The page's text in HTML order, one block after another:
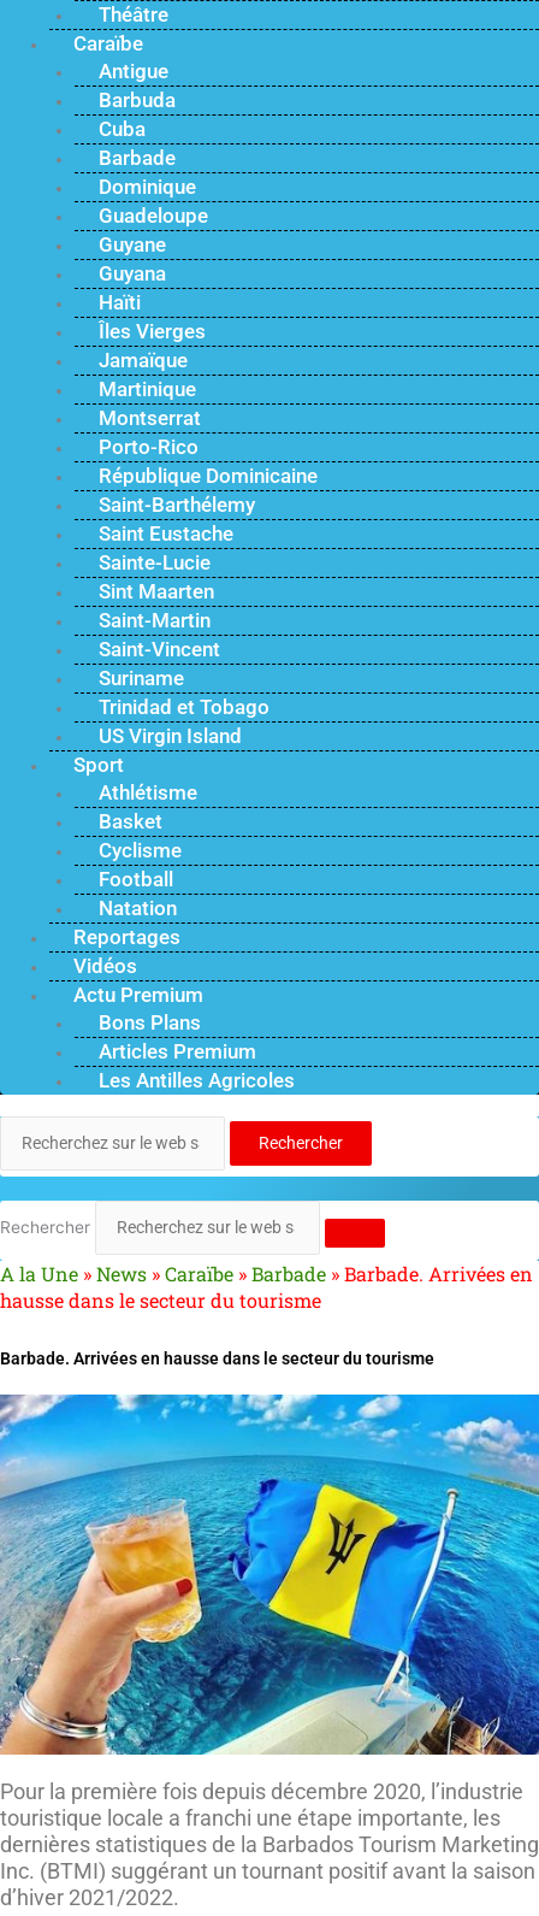
Théâtre
Caraïbe
Antigue
Barbuda
Cuba
Barbade
Dominique
Guadeloupe
Guyane
Guyana
Haïti
Îles Vierges
Jamaïque
Martinique
Montserrat
Porto-Rico
République Dominicaine
Saint-Barthélemy
Saint Eustache
Sainte-Lucie
Sint Maarten
Saint-Martin
Saint-Vincent
Suriname
Trinidad et Tobago
US Virgin Island
Sport
Athlétisme
Basket
Cyclisme
Football
Natation
Reportages
Vidéos
Actu Premium
Bons Plans
Articles Premium
Les Antilles Agricoles
Rechercher
Rechercher
A la Une »News »Caraïbe »Barbade »Barbade. Arrivées en
hausse dans le secteur du tourisme
Barbade. Arrivées en hausse dans le secteur du tourisme
Pour la première fois depuis décembre 2020, l’industrie
touristique locale a franchi une étape importante, les
dernières statistiques de la Barbados Tourism Marketing
Inc. (BTMI) suggérant un tournant positif avant la saison
d’hiver 2021/2022.